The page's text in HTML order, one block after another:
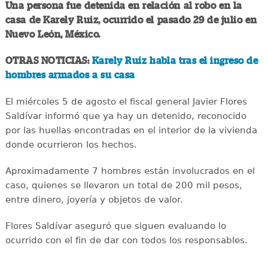
Una persona fue detenida en relación al robo en la
casa de Karely Ruiz, ocurrido el pasado 29 de julio en
Nuevo León, México.
OTRAS NOTICIAS: Karely Ruíz habla tras el ingreso de
hombres armados a su casa
El miércoles 5 de agosto el fiscal general Javier Flores
Saldívar informó que ya hay un detenido, reconocido
por las huellas encontradas en el interior de la vivienda
donde ocurrieron los hechos.
Aproximadamente 7 hombres están involucrados en el
caso, quienes se llevaron un total de 200 mil pesos,
entre dinero, joyería y objetos de valor.
Flores Saldívar aseguró que siguen evaluando lo
ocurrido con el fin de dar con todos los responsables.